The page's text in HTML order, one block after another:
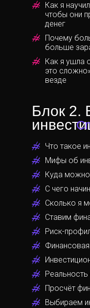
Как я
чтобы они
денег
Почему
больше
Как я ушла
это
везде
Блок 2.
Что такое
Риск-
Мифы об
Куда можно
С чего
Сколько я
Просчёт
Ставим
Выбираем